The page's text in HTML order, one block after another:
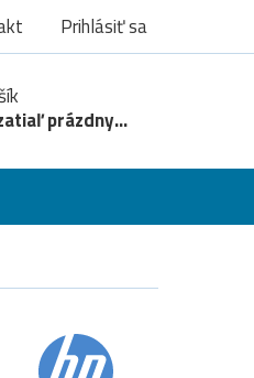
Prihlásiť sa
prázdny...